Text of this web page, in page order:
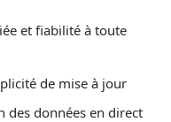
et fiabilité à toute
de mise à jour
des données en direct